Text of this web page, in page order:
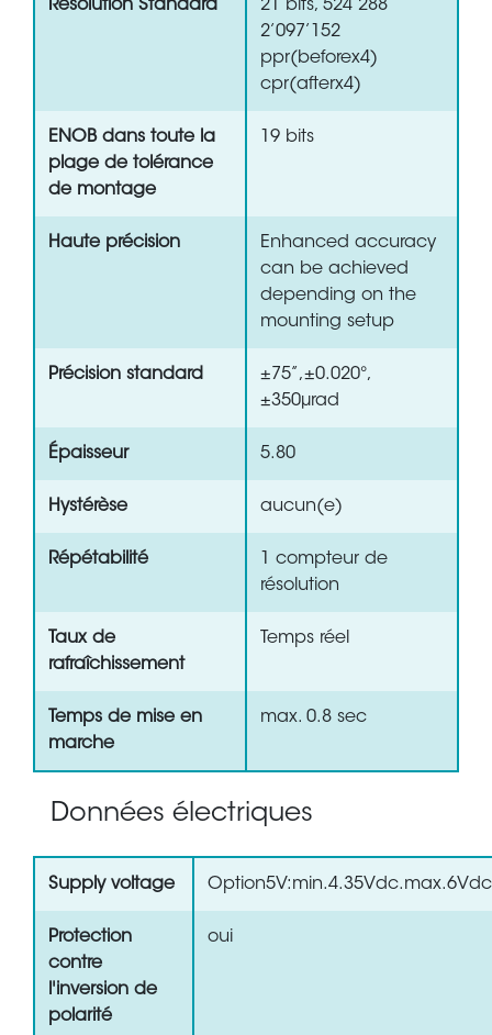
Résolution Standard
21 bits, 524’288
2’097’152
ppr(beforex4)
cpr(afterx4)
ENOB dans toute la
plage de tolérance
de montage
19 bits
Haute précision
Enhanced accuracy
can be achieved
depending on the
mounting setup
Précision standard
±75”,±0.020°,
±350µrad
Épaisseur 5.80
Hystérèse aucun(e)
Répétabilité
1 compteur de
résolution
Taux de
rafraîchissement
Temps réel
Temps de mise en
marche
max. 0.8 sec
Données électriques
Supply voltage Option5V:min.4.35Vdc.max.6Vdc
Protection
contre
l'inversion de
polarité
oui